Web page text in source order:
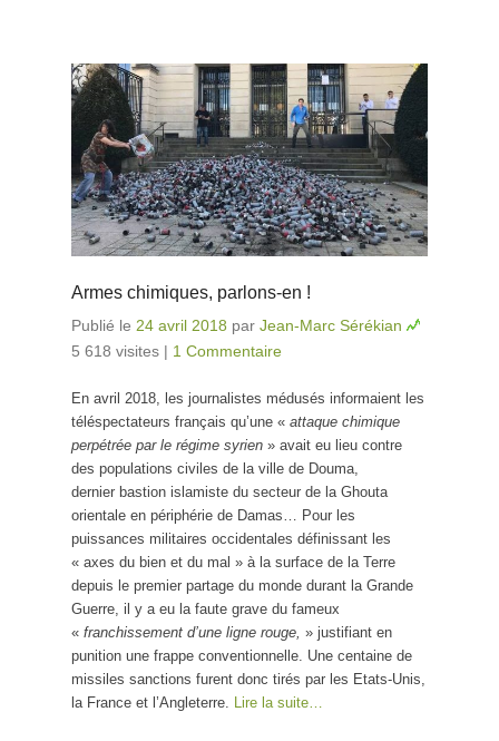
Armes chimiques, parlons-en !
Publié le 24 avril 2018 par Jean-Marc Sérékian
5 618 visites | 1 Commentaire
En avril 2018, les journalistes médusés informaient les
téléspectateurs français qu’une « attaque chimique
perpétrée par le régime syrien » avait eu lieu contre
des populations civiles de la ville de Douma,
dernier bastion islamiste du secteur de la Ghouta
orientale en périphérie de Damas… Pour les
puissances militaires occidentales définissant les
« axes du bien et du mal » à la surface de la Terre
depuis le premier partage du monde durant la Grande
Guerre, il y a eu la faute grave du fameux
« franchissement d’une ligne rouge, » justifiant en
punition une frappe conventionnelle. Une centaine de
missiles sanctions furent donc tirés par les Etats-Unis,
la France et l’Angleterre. Lire la suite…